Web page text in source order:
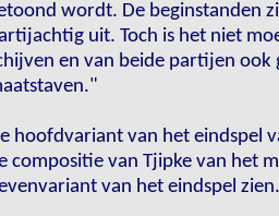
wordt. De beginstanden
uit. Toch is het niet
en van beide partijen
hoofdvariant van het eindspel
compositie van Tjipke van het
van het eindspel